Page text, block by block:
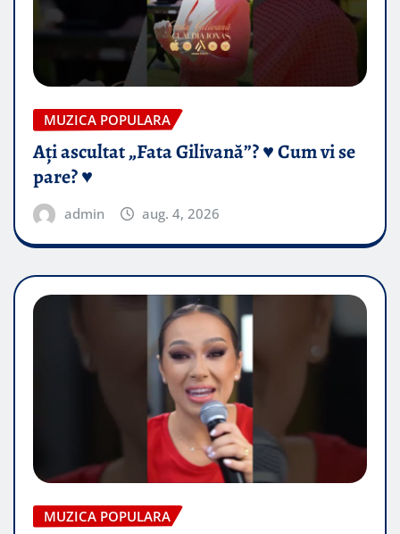
MUZICA POPULARA
Ați ascultat „Fata Gilivană”? ♥️ Cum vi se
pare? ♥️
admin aug. 4, 2026
MUZICA POPULARA